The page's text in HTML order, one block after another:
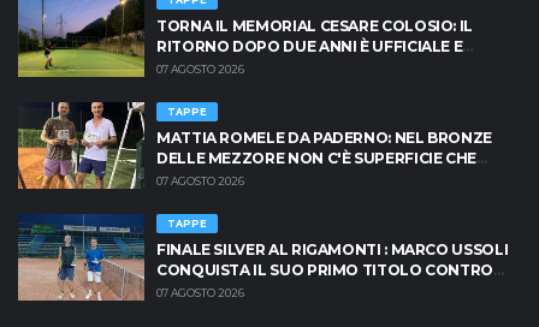
TORNA IL MEMORIAL CESARE COLOSIO: IL
RITORNO DOPO DUE ANNI È UFFICIALE E
BRESCIA È PRONTA AD INFIAMMARSI!
07 AGOSTO 2026
TAPPE
MATTIA ROMELE DA PADERNO: NEL BRONZE
DELLE MEZZORE NON C'È SUPERFICIE CHE
TENGA
07 AGOSTO 2026
TAPPE
FINALE SILVER AL RIGAMONTI : MARCO USSOLI
CONQUISTA IL SUO PRIMO TITOLO CONTRO
MASSIMO CRISCIONE
07 AGOSTO 2026